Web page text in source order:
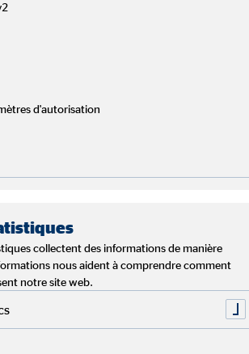
tu le souhaites
ta journée de travail comme tu le
où et quand travailler : organise ton
détermine ta rémunération : si tu le
plus que la moyenne du secteur.
la possibilité de bâtir ta propre équipe
d'autorisation
collectent des informations de manière
nous aident à comprendre comment
notre site web.